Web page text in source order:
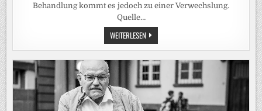
Behandlung kommt es jedoch zu einer Verwechslung.
Quelle…
WEITERLESEN IRRTUM
IN
KLINIK:
FRAU
IN
ITALIEN
BEKOMMT
FALSCHEN
EMBRYO
EINGESETZT